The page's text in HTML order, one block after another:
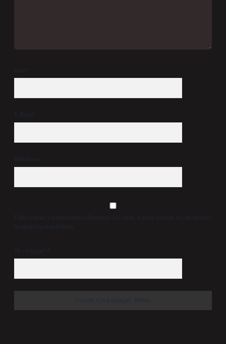
İsim*
E-Posta*
Web Sitesi
Daha sonraki yorumlarımda kullanılması için adım, e-posta adresim ve site adresim
bu tarayıcıya kaydedilsin.
10 - 4 kaçtır? *